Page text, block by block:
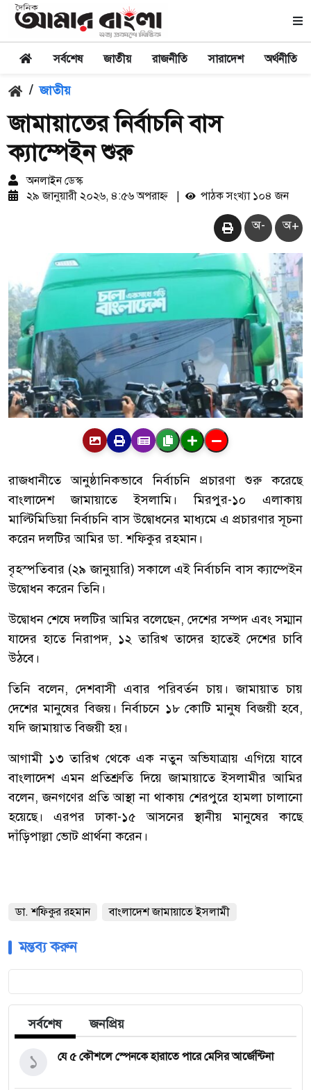
সর্বশেষ জাতীয় রাজনীতি সারাদেশ অর্থনীতি
/ জাতীয়
জামায়াতের নির্বাচনি বাস
ক্যাম্পেইন শুরু
অনলাইন ডেস্ক
২৯ জানুয়ারী ২০২৬, ৪:৫৬ অপরাহ্ন
পাঠক সংখ্যা ১০৪ জন
অ- অ+
রাজধানীতে আনুষ্ঠানিকভাবে নির্বাচনি প্রচারণা শুরু করেছে
বাংলাদেশ জামায়াতে ইসলামি। মিরপুর-১০ এলাকায়
মাল্টিমিডিয়া নির্বাচনি বাস উদ্বোধনের মাধ্যমে এ প্রচারণার সূচনা
করেন দলটির আমির ডা. শফিকুর রহমান।
বৃহস্পতিবার (২৯ জানুয়ারি) সকালে এই নির্বাচনি বাস ক্যাম্পেইন
উদ্বোধন করেন তিনি।
উদ্বোধন শেষে দলটির আমির বলেছেন, দেশের সম্পদ এবং সম্মান
যাদের হাতে নিরাপদ, ১২ তারিখ তাদের হাতেই দেশের চাবি
উঠবে।
তিনি বলেন, দেশবাসী এবার পরিবর্তন চায়। জামায়াত চায়
দেশের মানুষের বিজয়। নির্বাচনে ১৮ কোটি মানুষ বিজয়ী হবে,
যদি জামায়াত বিজয়ী হয়।
আগামী ১৩ তারিখ থেকে এক নতুন অভিযাত্রায় এগিয়ে যাবে
বাংলাদেশ এমন প্রতিশ্রুতি দিয়ে জামায়াতে ইসলামীর আমির
বলেন, জনগণের প্রতি আস্থা না থাকায় শেরপুরে হামলা চালানো
হয়েছে। এরপর ‌ঢাকা-১৫ আসনের স্থানীয় মানুষের কাছে
দাঁড়িপাল্লা ভোট প্রার্থনা করেন।
ডা. শফিকুর রহমান বাংলাদেশ জামায়াতে ইসলামী
মন্তব্য করুন
সর্বশেষ জনপ্রিয়
যে ৫ কৌশলে স্পেনকে হারাতে পারে মেসির আর্জেন্টিনা
১